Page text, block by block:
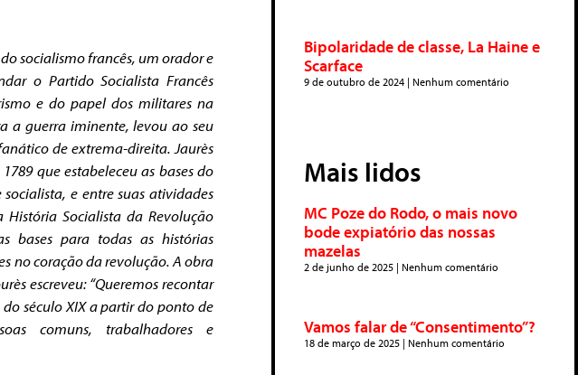
socialismo francês, um orador e
o Partido Socialista Francês
e do papel dos militares na
a guerra iminente, levou ao seu
de extrema-direita. Jaurès
que estabeleceu as bases do
e entre suas atividades
Socialista da Revolução
bases para todas as histórias
no coração da revolução. A obra
escreveu: “Queremos recontar
século XIX a partir do ponto de
comuns, trabalhadores e
Bipolaridade de classe, La Haine e
Scarface
9 de outubro de 2024 Nenhum comentário
Mais lidos
MC Poze do Rodo, o mais novo
bode expiatório das nossas
mazelas
2 de junho de 2025 Nenhum comentário
Vamos falar de “Consentimento”?
18 de março de 2025 Nenhum comentário